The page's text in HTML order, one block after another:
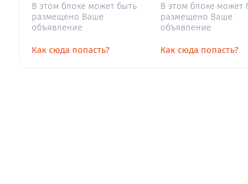
В этом блоке может быть
размещено Ваше
объявление
Как сюда попасть?
В этом блоке может
размещено Ваше
объявление
Как сюда попасть?